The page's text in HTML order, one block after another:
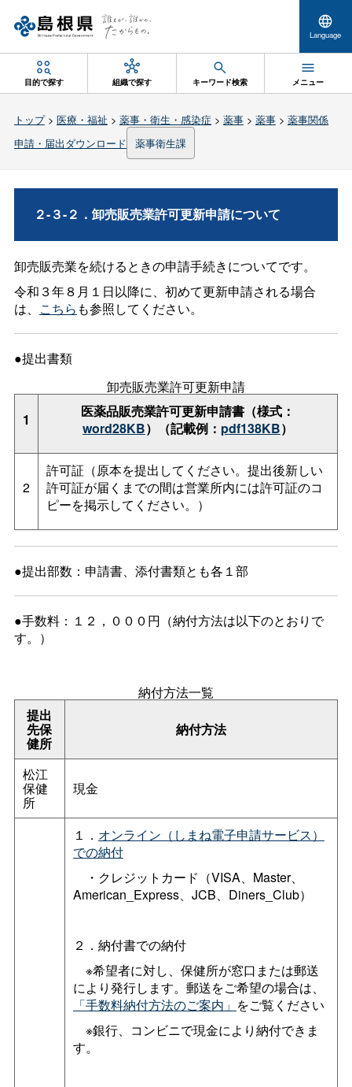
Language
目的で探す 組織で探す キーワード検索 メニュー
トップ> 医療・福祉 > 薬事・衛生・感染症 > 薬事> 薬事> 薬事関係
申請・届出ダウンロード
薬事衛生課
２-３-２．卸売販売業許可更新申請について
卸売販売業を続けるときの申請手続きについてです。
令和３年８月１日以降に、初めて更新申請される場合
は、 こちら も参照してください。
●提出書類
卸売販売業許可更新申請
1
医薬品販売業許可更新申請書（様式：
word28KB）（記載例： pdf138KB）
2
許可証（原本を提出してください。提出後新しい
許可証が届くまでの間は営業所内には許可証のコ
ピーを掲示してください。）
●提出部数：申請書、添付書類とも各１部
●手数料：１２，０００円（納付方法は以下のとおりで
す。）
納付方法一覧
提出
先保
健所
納付方法
松江
保健
所
現金
１． オンライン（しまね電子申請サービス）
での納付
・クレジットカード（VISA、Master、
American_Express、JCB、Diners_Club）
２．納付書での納付
※希望者に対し、保健所が窓口または郵送
により発行します。郵送をご希望の場合は、
「手数料納付方法のご案内」 をご覧ください
※銀行、コンビニで現金により納付できま
す。